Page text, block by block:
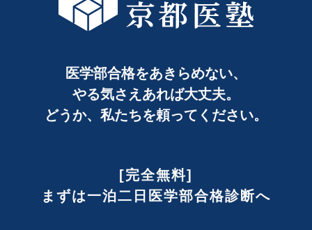
医学部合格をあきらめない、
やる気さえあれば大丈夫。
どうか、私たちを頼ってください。
[完全無料]
まずは一泊二日医学部合格診断へ